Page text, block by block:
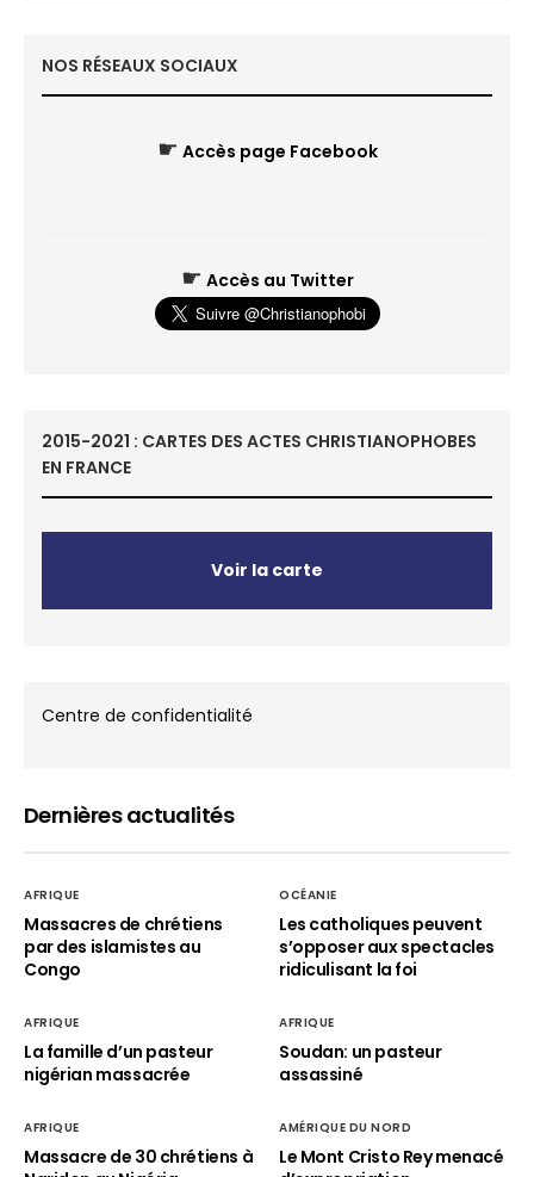
NOS RÉSEAUX SOCIAUX
☛ Accès page Facebook
☛ Accès au Twitter
2015-2021 : CARTES DES ACTES CHRISTIANOPHOBES
EN FRANCE
Voir la carte
Centre de confidentialité
Dernières actualités
AFRIQUE
Massacres de chrétiens
par des islamistes au
Congo
OCÉANIE
Les catholiques peuvent
s’opposer aux spectacles
ridiculisant la foi
AFRIQUE
La famille d’un pasteur
nigérian massacrée
AFRIQUE
Soudan: un pasteur
assassiné
AFRIQUE
Massacre de 30 chrétiens à
AMÉRIQUE DU NORD
Le Mont Cristo Rey menacé